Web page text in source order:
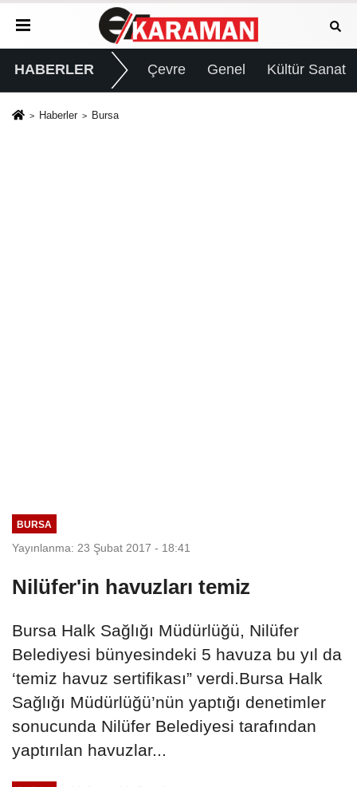
HABERLER Çevre Genel Kültür Sanat
Haberler Bursa
BURSA
Yayınlanma: 23 Şubat 2017 - 18:41
Nilüfer'in havuzları temiz
Bursa Halk Sağlığı Müdürlüğü, Nilüfer
Belediyesi bünyesindeki 5 havuza bu yıl da
‘temiz havuz sertifikası” verdi.Bursa Halk
Sağlığı Müdürlüğü’nün yaptığı denetimler
sonucunda Nilüfer Belediyesi tarafından
yaptırılan havuzlar...